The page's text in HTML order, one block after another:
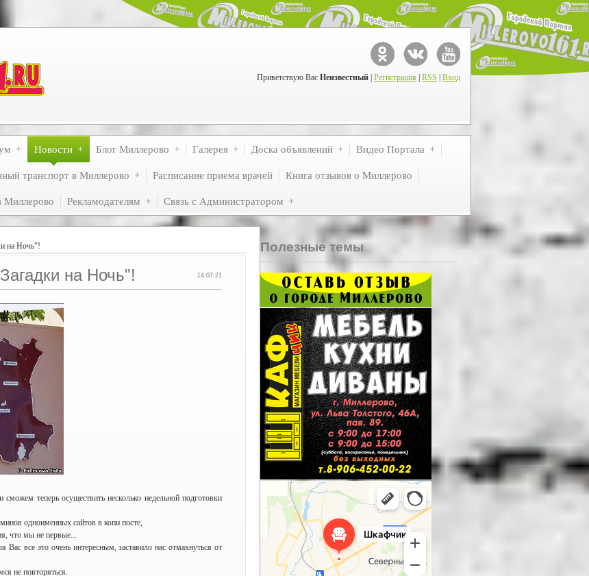
Приветствую Вас Неизвестный Регистрация RSS Вход
Новости Блог Миллерово Галерея Доска объявлений Видео Портала
транспорт в Миллерово Расписание приема врачей Книга отзывов о Миллерово
Миллерово Рекламодателям Связь с Администратором
на Ночь"!
14:07:21
на Ночь"!
теперь осуществить несколько недельной подготовки
одноименных сайтов в копи посте,
что мы не первые...
все это очень интересным, заставило нас отмахнуться от
не повторяться.
Полезные темы